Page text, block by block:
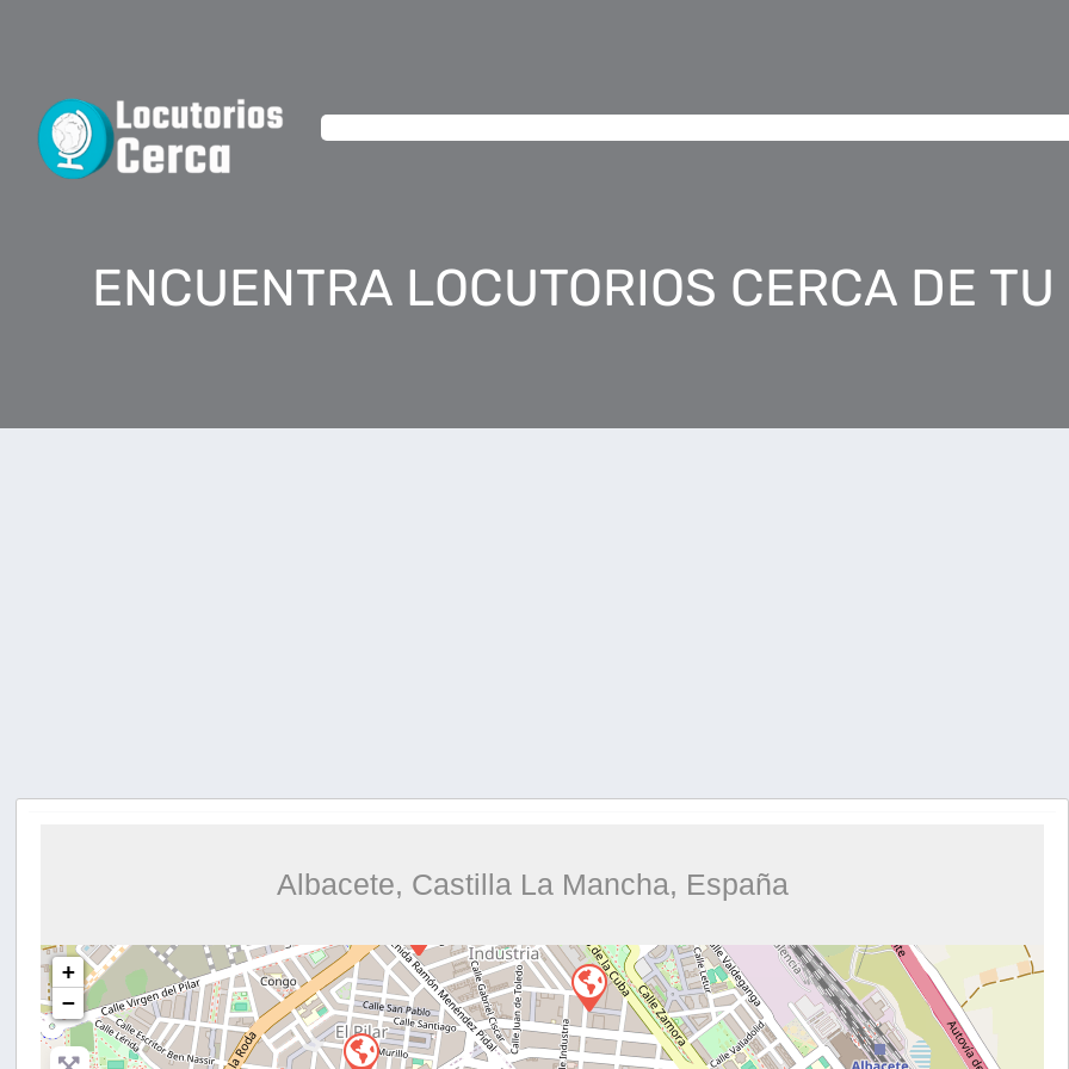
ENCUENTRA LOCUTORIOS CERCA DE
Albacete, Castilla La Mancha, España
+
−